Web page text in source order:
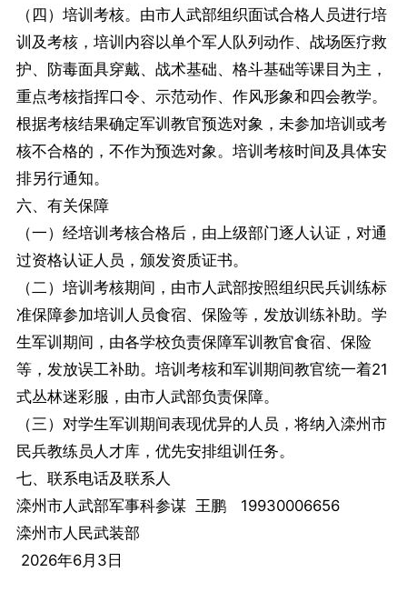
（四）培训考核。由市人武部组织面试合格人员进行培
训及考核，培训内容以单个军人队列动作、战场医疗救
护、防毒面具穿戴、战术基础、格斗基础等课目为主，
重点考核指挥口令、示范动作、作风形象和四会教学。
根据考核结果确定军训教官预选对象，未参加培训或考
核不合格的，不作为预选对象。培训考核时间及具体安
排另行通知。
六、有关保障
（一）经培训考核合格后，由上级部门逐人认证，对通
过资格认证人员，颁发资质证书。
（二）培训考核期间，由市人武部按照组织民兵训练标
准保障参加培训人员食宿、保险等，发放训练补助。学
生军训期间，由各学校负责保障军训教官食宿、保险
等，发放误工补助。培训考核和军训期间教官统一着21
式丛林迷彩服，由市人武部负责保障。
（三）对学生军训期间表现优异的人员，将纳入滦州市
民兵教练员人才库，优先安排组训任务。
七、联系电话及联系人
滦州市人武部军事科参谋 王鹏 19930006656
滦州市人民武装部
2026年6月3日